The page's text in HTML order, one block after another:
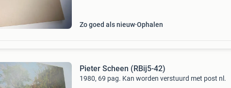
Zo goed als nieuw Ophalen
Pieter Scheen (RBij5-42)
1980, 69 pag. Kan worden verstuurd met post nl.